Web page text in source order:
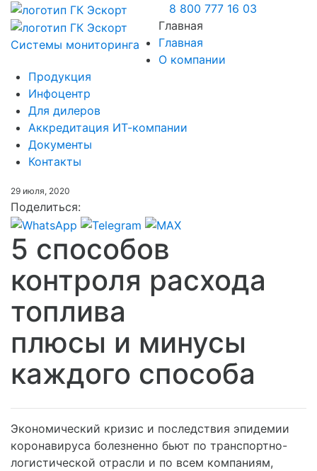
Системы мониторинга
8 800 777 16 03
Главная
Главная
О компании
Продукция
Инфоцентр
Для дилеров
Аккредитация ИТ-компании
Документы
Контакты
29 июля, 2020
Поделиться:
5 способов
контроля расхода
топлива
плюсы и минусы
каждого способа
Экономический кризис и последствия эпидемии
коронавируса болезненно бьют по транспортно-
логистической отрасли и по всем компаниям,